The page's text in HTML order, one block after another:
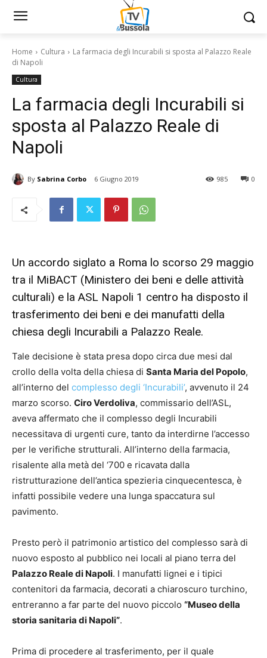
Home Cultura
La farmacia degli Incurabili si sposta al Palazzo Reale
di Napoli
Cultura
La farmacia degli Incurabili si
sposta al Palazzo Reale di
Napoli
By Sabrina Corbo 6 Giugno 2019 0
985
Un accordo siglato a Roma lo scorso 29 maggio
tra il MiBACT (Ministero dei beni e delle attività
culturali) e la ASL Napoli 1 centro ha disposto il
trasferimento dei beni e dei manufatti della
chiesa degli Incurabili a Palazzo Reale.
Tale decisione è stata presa dopo circa due mesi dal
crollo della volta della chiesa di Santa Maria del Popolo,
all’interno del complesso degli ‘Incurabili’, avvenuto il 24
marzo scorso. Ciro Verdoliva, commissario dell’ASL,
aveva affermato che il complesso degli Incurabili
necessitava di urgenti cure, tanto da interdirne l’accesso
per le verifiche strutturali. All’interno della farmacia,
risalente alla metà del ‘700 e ricavata dalla
ristrutturazione dell’antica spezieria cinquecentesca, è
infatti possibile vedere una lunga spaccatura sul
pavimento.
Presto però il patrimonio artistico del complesso sarà di
nuovo esposto al pubblico nei locali al piano terra del
Palazzo Reale di Napoli. I manufatti lignei e i tipici
contenitori da farmacia, decorati a chiaroscuro turchino,
entreranno a far parte del nuovo piccolo “Museo della
storia sanitaria di Napoli”.
Prima di procedere al trasferimento, per il quale